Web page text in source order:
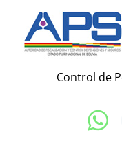
Control de